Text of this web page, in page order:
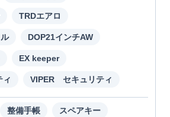
TRDエアロ
DOP21インチAW
EX keeper
VIPER セキュリティ
整備手帳 スペアキー